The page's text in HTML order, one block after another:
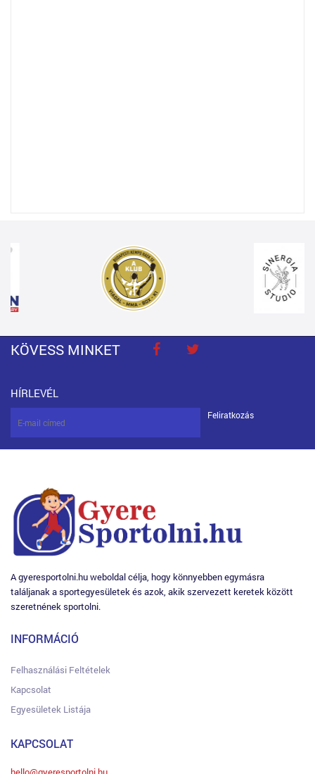
KÖVESS MINKET
HÍRLEVÉL
Feliratkozás
A gyeresportolni.hu weboldal célja, hogy könnyebben egymásra
találjanak a sportegyesületek és azok, akik szervezett keretek között
szeretnének sportolni.
INFORMÁCIÓ
Felhasználási Feltételek
Kapcsolat
Egyesületek Listája
KAPCSOLAT